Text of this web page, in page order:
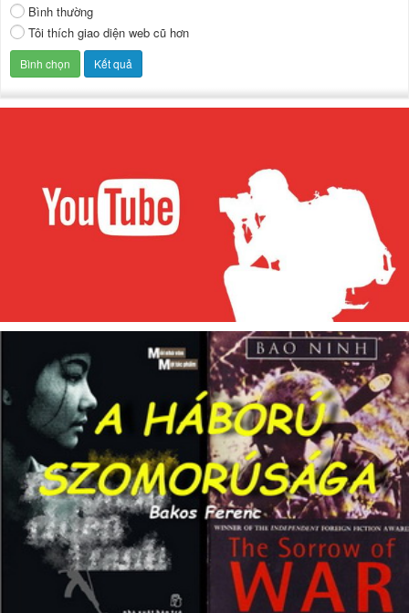
Bình thường
Tôi thích giao diện web cũ hơn